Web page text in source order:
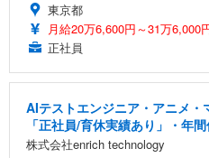
東京都
月給20万6,600円～31万6,000
正社員
AIテストエンジニア・アニメ
「正社員/育休実績あり」・年
株式会社enrich technology